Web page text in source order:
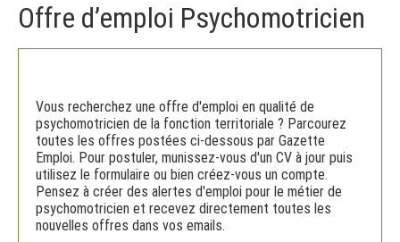
Offre d’emploi Psychomotricien
Vous recherchez une offre d'emploi en qualité de
psychomotricien de la fonction territoriale ? Parcourez
toutes les offres postées ci-dessous par Gazette
Emploi. Pour postuler, munissez-vous d'un CV à jour puis
utilisez le formulaire ou bien créez-vous un compte.
Pensez à créer des alertes d'emploi pour le métier de
psychomotricien et recevez directement toutes les
nouvelles offres dans vos emails.